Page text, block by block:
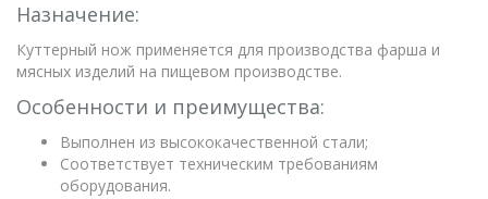
Назначение:
Куттерный нож применяется для производства фарша и
мясных изделий на пищевом производстве.
Особенности и преимущества:
Выполнен из высококачественной стали;
Соответствует техническим требованиям
оборудования.